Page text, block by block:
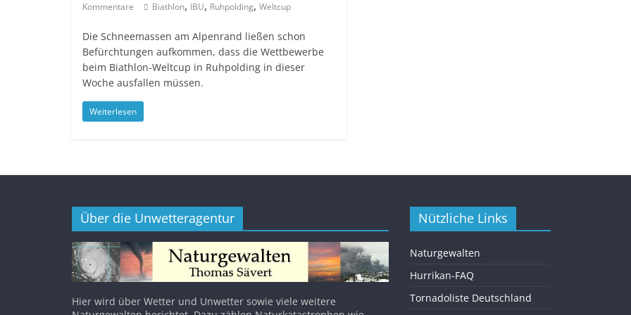
Kommentare
Biathlon, IBU, Ruhpolding, Weltcup
Die Schneemassen am Alpenrand ließen schon
Befürchtungen aufkommen, dass die Wettbewerbe
beim Biathlon-Weltcup in Ruhpolding in dieser
Woche ausfallen müssen.
Weiterlesen
Über die Unwetteragentur
Hier wird über Wetter und Unwetter sowie viele weitere
Nützliche Links
Naturgewalten
Hurrikan-FAQ
Tornadoliste Deutschland